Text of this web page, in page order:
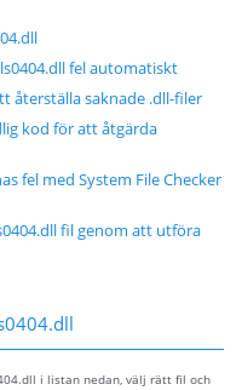
fel automatiskt
återställa saknade .dll-filer
kod för att åtgärda
fel med System File Checker
fil genom att utföra
i listan nedan, välj rätt fil och